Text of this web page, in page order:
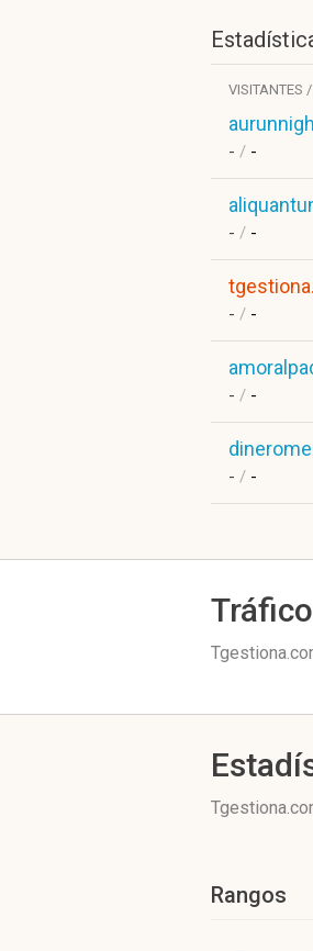
VISITANTES
- / -
- / -
- / -
- / -
- / -
Rangos